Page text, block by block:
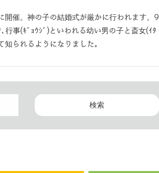
催。神の子の結婚式が厳かに行われます。9
事(ｷﾞｮｳｼﾞ)といわれる幼い男の子と斎女(ｲﾀ
知られるようになりました｡